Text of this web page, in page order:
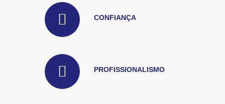
CONFIANÇA
PROFISSIONALISMO